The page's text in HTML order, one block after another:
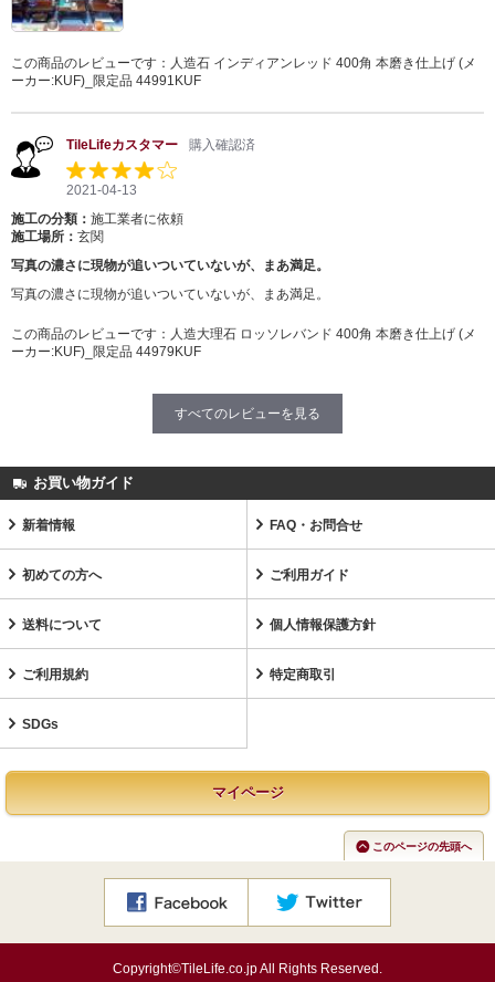
この商品のレビューです： 人造石 インディアンレッド 400角 本磨き仕上げ (メ
ーカー:KUF)_限定品 44991KUF
TileLifeカスタマー 購入確認済
2021-04-13
施工の分類： 施工業者に依頼
施工場所： 玄関
写真の濃さに現物が追いついていないが、まあ満足。
写真の濃さに現物が追いついていないが、まあ満足。
この商品のレビューです： 人造大理石 ロッソレバンド 400角 本磨き仕上げ (メ
ーカー:KUF)_限定品 44979KUF
すべてのレビューを見る
お買い物ガイド
新着情報 FAQ・お問合せ
初めての方へ ご利用ガイド
送料について 個人情報保護方針
ご利用規約 特定商取引
SDGs
マイページ
このページの先頭へ
Copyright©TileLife.co.jp All Rights Reserved.